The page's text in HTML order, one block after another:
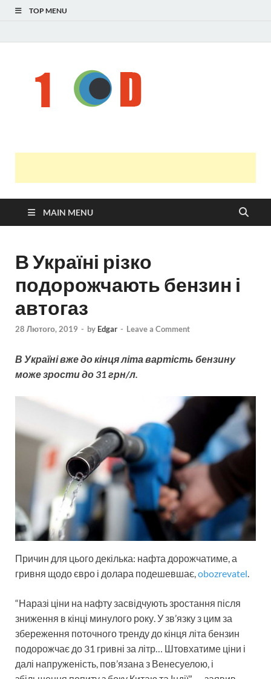
TOP MENU
MAIN MENU
В Україні різко
подорожчають бензин і
автогаз
28 Лютого, 2019 - by Edgar - Leave a Comment
В Україні вже до кінця літа вартість бензину
може зрости до 31 грн/л.
Причин для цього декілька: нафта дорожчатиме, а
гривня щодо євро і долара подешевшає,obozrevatel.
“Наразі ціни на нафту засвідчують зростання після
зниження в кінці минулого року. У зв’язку з цим за
збереження поточного тренду до кінця літа бензин
подорожчає до 31 гривні за літр… Штовхатиме ціни і
далі напруженість, пов’язана з Венесуелою, і